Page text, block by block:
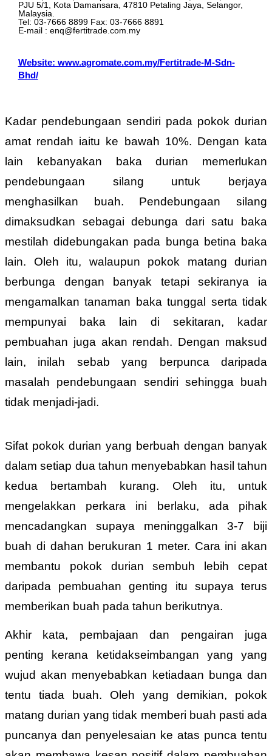
PJU 5/1, Kota Damansara, 47810 Petaling Jaya, Selangor,
Malaysia.
Tel: 03-7666 8899 Fax: 03-7666 8891
E-mail : enq@fertitrade.com.my
Website: www.agromate.com.my/Fertitrade-M-Sdn-
Bhd/
Kadar pendebungaan sendiri pada pokok durian
amat rendah iaitu ke bawah 10%. Dengan kata
lain kebanyakan baka durian memerlukan
pendebungaan silang untuk berjaya
menghasilkan buah. Pendebungaan silang
dimaksudkan sebagai debunga dari satu baka
mestilah didebungakan pada bunga betina baka
lain. Oleh itu, walaupun pokok matang durian
berbunga dengan banyak tetapi sekiranya ia
mengamalkan tanaman baka tunggal serta tidak
mempunyai baka lain di sekitaran, kadar
pembuahan juga akan rendah. Dengan maksud
lain, inilah sebab yang berpunca daripada
masalah pendebungaan sendiri sehingga buah
tidak menjadi-jadi.
Sifat pokok durian yang berbuah dengan banyak
dalam setiap dua tahun menyebabkan hasil tahun
kedua bertambah kurang. Oleh itu, untuk
mengelakkan perkara ini berlaku, ada pihak
mencadangkan supaya meninggalkan 3-7 biji
buah di dahan berukuran 1 meter. Cara ini akan
membantu pokok durian sembuh lebih cepat
daripada pembuahan genting itu supaya terus
memberikan buah pada tahun berikutnya.
Akhir kata, pembajaan dan pengairan juga
penting kerana ketidakseimbangan yang yang
wujud akan menyebabkan ketiadaan bunga dan
tentu tiada buah. Oleh yang demikian, pokok
matang durian yang tidak memberi buah pasti ada
puncanya dan penyelesaian ke atas punca tentu